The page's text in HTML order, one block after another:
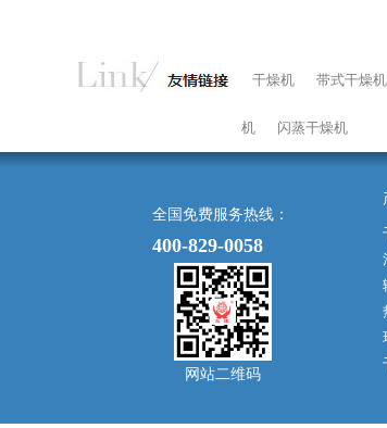
干燥机 带式干燥机
机 闪蒸干燥机
全国免费服务热线：
400-829-0058
网站二维码